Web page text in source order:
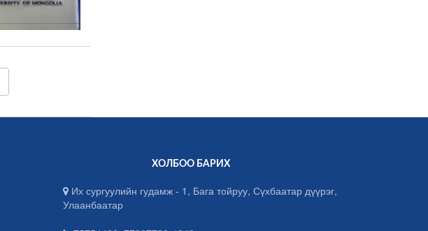
ХОЛБОО БАРИХ
Их сургуулийн гудамж - 1, Бага тойруу, Сүхбаатар дүүрэг,
Улаанбаатар